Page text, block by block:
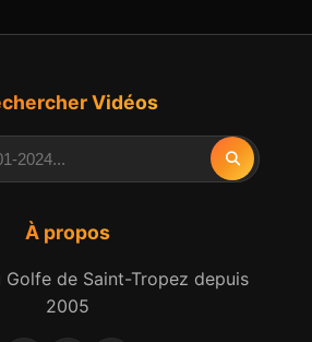
À propos
Golfe de Saint-Tropez depuis
2005
Vidéos